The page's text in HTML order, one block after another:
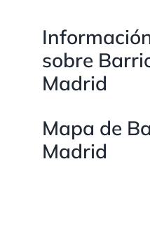
sobre
Madrid
Mapa de
Madrid